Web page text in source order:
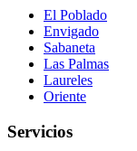
El Poblado
Envigado
Sabaneta
Las Palmas
Laureles
Oriente
Servicios